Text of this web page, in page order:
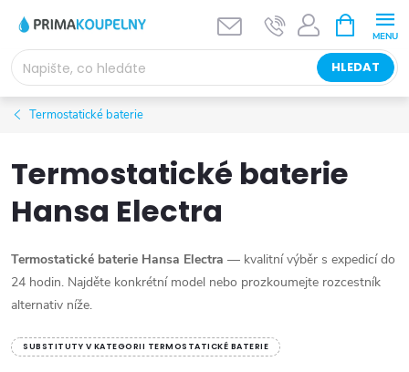
obsah
HLEDAT
NÁKUPNÍ
KOŠÍK
Termostatické baterie
Termostatické baterie
Hansa Electra
Termostatické baterie Hansa Electra — kvalitní výběr s expedicí do
24 hodin. Najděte konkrétní model nebo prozkoumejte rozcestník
alternativ níže.
SUBSTITUTY V KATEGORII TERMOSTATICKÉ BATERIE